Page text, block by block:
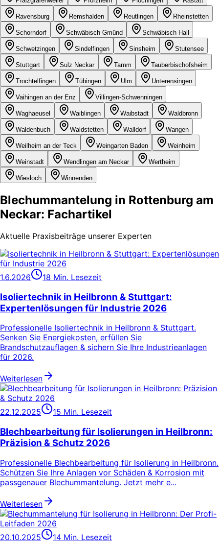
Ravensburg Remshalden Reutlingen Rheinstetten
Schorndorf Schwäbisch Gmünd Schwäbisch Hall
Schwetzingen Sindelfingen Sinsheim Stutensee
Stuttgart Sulz Neckar Tamm Tauberbischofsheim
Trochtelfingen Tübingen Ulm Unterensingen
Vaihingen an der Enz Villingen-Schwenningen
Waghaeusel Waiblingen Waibstadt Waldbronn
Waldenbuch Waldstetten Walldorf Wangen
Weilheim an der Teck Weingarten Baden Weinheim
Weinstadt Wendlingen am Neckar Wertheim
Wiesloch Winnenden
Blechummantelung in Rottenburg am
Neckar: Fachartikel
Aktuelle Praxisbeiträge unserer Experten
1.6.2026 18 Min. Lesezeit
Isoliertechnik in Heilbronn & Stuttgart:
Expertenlösungen für Industrie 2026
Professionelle Isoliertechnik in Heilbronn & Stuttgart.
Senken Sie Energiekosten, erfüllen Sie
Brandschutzauflagen & sichern Sie Ihre Industrieanlagen
für 2026.
Weiterlesen
22.12.2025 15 Min. Lesezeit
Blechbearbeitung für Isolierungen in Heilbronn:
Präzision & Schutz 2026
Professionelle Blechbearbeitung für Isolierung in Heilbronn.
Schützen Sie Ihre Anlagen vor Schäden & Korrosion mit
passgenauer Blechummantelung. Jetzt mehr e...
Weiterlesen
20.10.2025 14 Min. Lesezeit